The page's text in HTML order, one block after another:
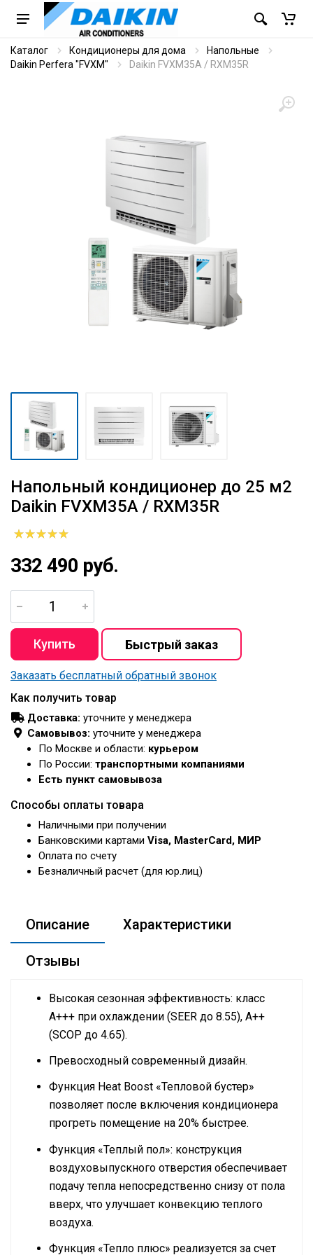
Каталог Кондиционеры для дома
Напольные
Daikin Perfera "FVXM"
Daikin FVXM35A / RXM35R
Напольный кондиционер до 25 м2
Daikin FVXM35A / RXM35R
332 490 руб.
Заказать бесплатный обратный звонок
Как получить товар
Доставка: уточните у менеджера
Самовывоз: уточните у менеджера
По Москве и области: курьером
По России: транспортными компаниями
Есть пункт самовывоза
Способы оплаты товара
Наличными при получении
Банковскими картами Visa, MasterCard, МИР
Оплата по счету
Безналичный расчет (для юр.лиц)
Описание Характеристики
Отзывы
Высокая сезонная эффективность: класс
А+++ при охлаждении (SEER до 8.55), А++
(SCOP до 4.65).
Превосходный современный дизайн.
Функция Heat Boost «Тепловой бустер»
позволяет после включения кондиционера
прогреть помещение на 20% быстрее.
Функция «Теплый пол»: конструкция
воздуховыпускного отверстия обеспечивает
подачу тепла непосредственно снизу от пола
вверх, что улучшает конвекцию теплого
воздуха.
Функция «Тепло плюс» реализуется за счет